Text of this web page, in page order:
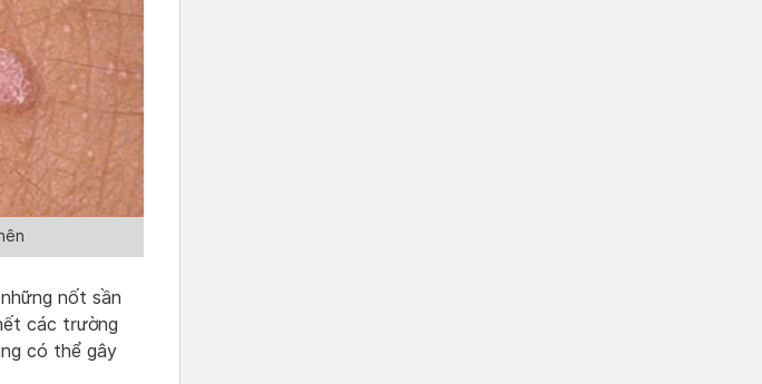
nốt sần
các trường
có thể gây